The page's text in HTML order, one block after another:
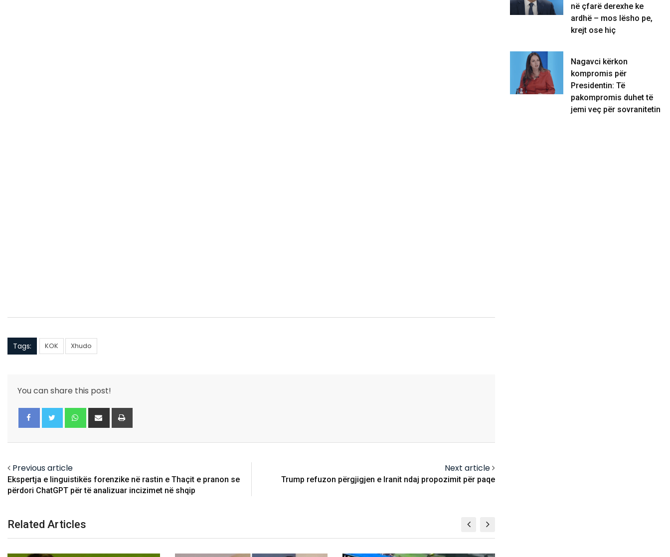
Tags: KOK Xhudo
You can share this post!
Whatsapp
Share
via
Previous article
Ekspertja e linguistikës forenzike në rastin e Thaçit e pranon se
përdori ChatGPT për të analizuar incizimet në shqip
Next article
Trump refuzon përgjigjen e Iranit ndaj propozimit për paqe
Related Articles
në çfarë derexhe ke
ardhë – mos lësho pe,
krejt ose hiç
Nagavci kërkon
kompromis për
Presidentin: Të
pakompromis duhet të
jemi veç për sovranitetin